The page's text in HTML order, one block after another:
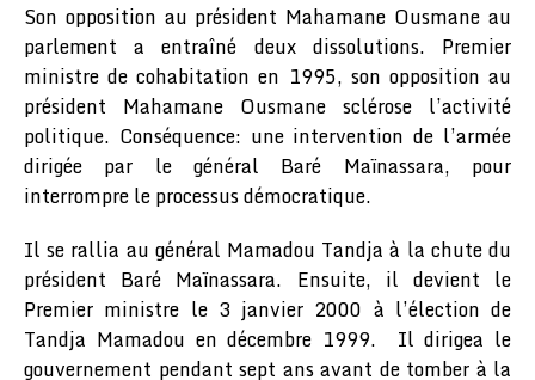
Son opposition au président Mahamane Ousmane au
parlement a entraîné deux dissolutions. Premier
ministre de cohabitation en 1995, son opposition au
président Mahamane Ousmane sclérose l’activité
politique. Conséquence: une intervention de l’armée
dirigée par le général Baré Maïnassara, pour
interrompre le processus démocratique.
Il se rallia au général Mamadou Tandja à la chute du
président Baré Maïnassara. Ensuite, il devient le
Premier ministre le 3 janvier 2000 à l’élection de
Tandja Mamadou en décembre 1999. Il dirigea le
gouvernement pendant sept ans avant de tomber à la